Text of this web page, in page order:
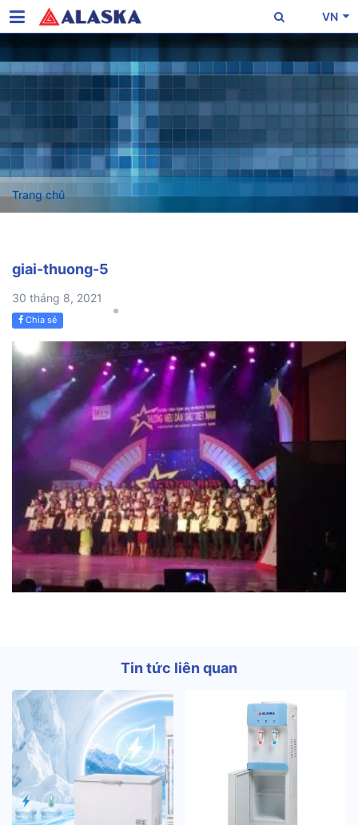
VN
Trang chủ
giai-thuong-5
30 tháng 8, 2021
Chia sẻ
Tin tức liên quan